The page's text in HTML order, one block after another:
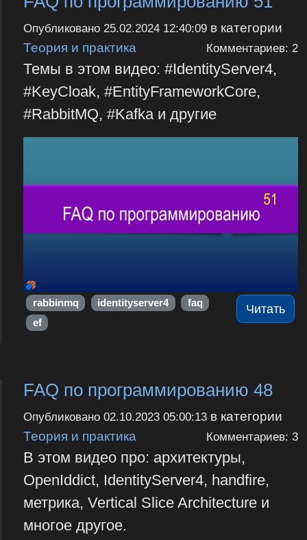
Опубликовано 25.02.2024 12:40:09в категории
Теория и практика
Комментариев: 2
Темы в этом видео: #IdentityServer4,
#KeyCloak, #EntityFrameworkCore,
#RabbitMQ, #Kafka и другие
Читать
rabbinmq identityserver4
faq
ef
FAQ по программированию 48
Опубликовано 02.10.2023 05:00:13в категории
Теория и практика
Комментариев: 3
В этом видео про: архитектуры,
OpenIddict, IdentityServer4, handfire,
метрика, Vertical Slice Architecture и
многое другое.